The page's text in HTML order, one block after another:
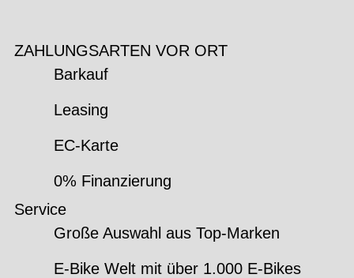
ZAHLUNGSARTEN VOR ORT
Barkauf
Leasing
EC-Karte
0% Finanzierung
Service
Große Auswahl aus Top-Marken
E-Bike Welt mit über 1.000 E-Bikes